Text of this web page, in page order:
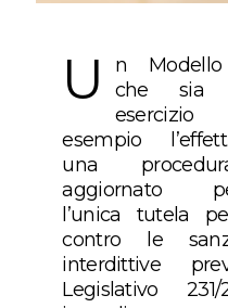
U
n Modello
che sia
esercizio
esempio
una
aggiornato
l’unica tutela
contro le
interdittive
Legislativo